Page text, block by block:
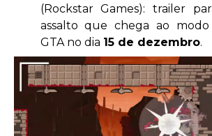
(Rockstar Games): trailer
assalto que chega ao
GTA no dia 15 de dezembro.